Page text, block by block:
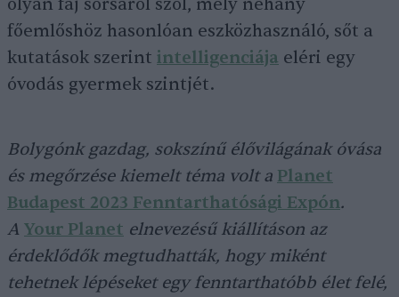
olyan faj sorsáról szól, mely néhány
főemlőshöz hasonlóan eszközhasználó, sőt a
kutatások szerint intelligenciája eléri egy
óvodás gyermek szintjét.
Bolygónk gazdag, sokszínű élővilágának óvása
és megőrzése kiemelt téma volt a Planet
Budapest 2023 Fenntarthatósági Expón.
A Your Planet elnevezésű kiállításon az
érdeklődők megtudhatták, hogy miként
tehetnek lépéseket egy fenntarthatóbb élet felé,